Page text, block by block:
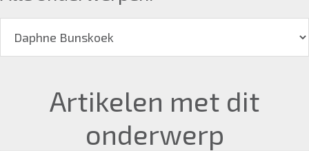
Artikelen met dit
onderwerp